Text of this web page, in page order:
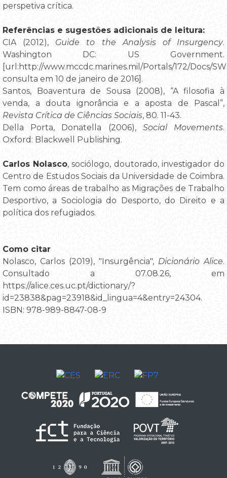
perspetiva crítica.
Referências e sugestões adicionais de leitura:
CIA (2012), Guide to the Analysis of Insurgency.
Washington DC: US Government.
[url:http://www.mccdc.marines.mil/Portals/172/Docs/
consulta em 10 de janeiro de 2016].
Santos, Boaventura de Sousa (2008), “A filosofia à
venda, a douta ignorância e a aposta de Pascal”,
Revista Crítica de Ciências Sociais, 80. 11-43.
Della Porta, Donatella (2006), Social Movements.
Oxford: Blackwell Publishing.
Carlos Nolasco, sociólogo, doutorado, investigador do
Centro de Estudos Sociais da Universidade de Coimbra.
Tem como áreas de trabalho as Migrações de Trabalho
Desportivo, a Sociologia do Desporto, do Direito e a
política dos refugiados.
Como citar
Nolasco, Carlos (2019), "Insurgência", Dicionário Alice.
Consultado a 07.08.26, em
https://alice.ces.uc.pt/dictionary/?
id=23838&pag=23918&id_lingua=4&entry=24304.
ISBN: 978-989-8847-08-9